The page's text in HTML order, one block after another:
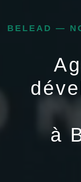
BELEAD —
à